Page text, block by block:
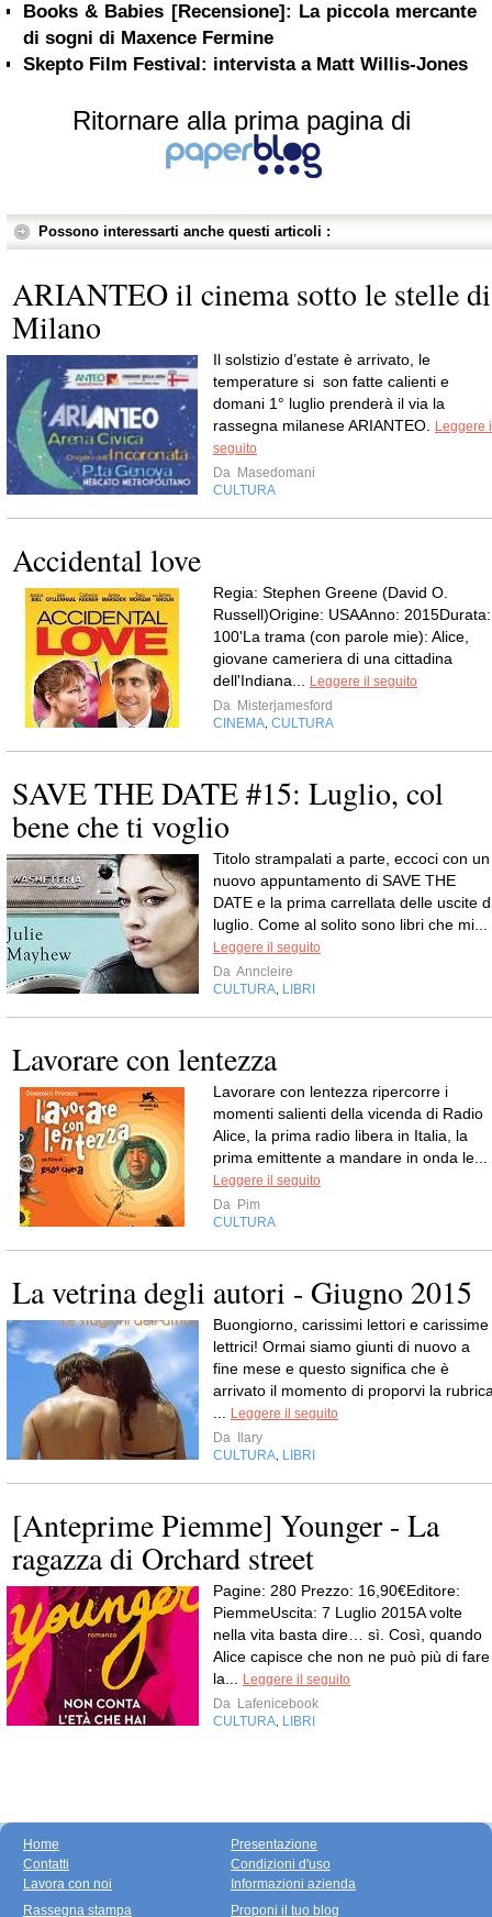
Books & Babies [Recensione]: La piccola mercante
di sogni di Maxence Fermine
Skepto Film Festival: intervista a Matt Willis-Jones
Ritornare alla prima pagina di
Possono interessarti anche questi articoli :
ARIANTEO il cinema sotto le stelle di
Milano
Il solstizio d’estate è arrivato, le
temperature si son fatte calienti e
domani 1° luglio prenderà il via la
rassegna milanese ARIANTEO.
Leggere
seguito
Da Masedomani
CULTURA
Accidental love
Regia: Stephen Greene (David O.
Russell)Origine: USAAnno: 2015Durata:
100'La trama (con parole mie): Alice,
giovane cameriera di una cittadina
dell'Indiana...
Leggere il seguito
Da Misterjamesford
CINEMA CULTURA
SAVE THE DATE #15: Luglio, col
bene che ti voglio
Titolo strampalati a parte, eccoci con un
nuovo appuntamento di SAVE THE
DATE e la prima carrellata delle uscite
luglio. Come al solito sono libri che mi...
Leggere il seguito
Da Anncleire
CULTURA LIBRI
Lavorare con lentezza
Lavorare con lentezza ripercorre i
momenti salienti della vicenda di Radio
Alice, la prima radio libera in Italia, la
prima emittente a mandare in onda le...
Leggere il seguito
Da Pim
CULTURA
La vetrina degli autori - Giugno 2015
Buongiorno, carissimi lettori e carissime
lettrici! Ormai siamo giunti di nuovo a
fine mese e questo significa che è
arrivato il momento di proporvi la
Leggere il seguito
Da
Ilary
CULTURA LIBRI
[Anteprime Piemme] Younger - La
ragazza di Orchard street
Pagine: 280 Prezzo: 16,90€Editore:
PiemmeUscita: 7 Luglio 2015A volte
nella vita basta dire… sì. Così, quando
Alice capisce che non ne può più di fare
la...
Leggere il seguito
Da Lafenicebook
CULTURA LIBRI
Home
Contatti
Lavora con noi
Presentazione
Condizioni d'uso
Informazioni azienda
Rassegna stampa
Proponi il tuo blog